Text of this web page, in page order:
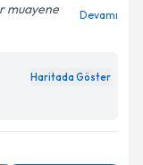
muayene
Devamı
Haritada Göster